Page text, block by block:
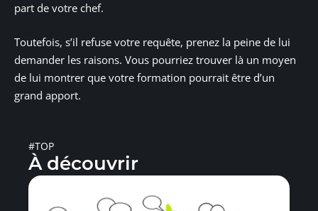
part de votre chef.
Toutefois, s’il refuse votre requête, prenez la peine de lui
demander les raisons. Vous pourriez trouver là un moyen
de lui montrer que votre formation pourrait être d’un
grand apport.
#TOP
À découvrir